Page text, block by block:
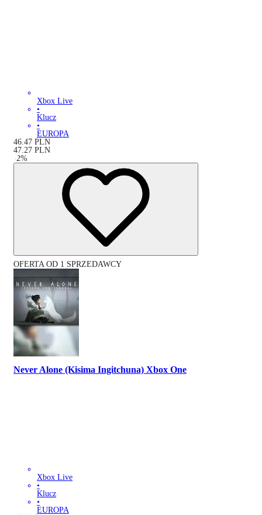
Xbox Live
•
Klucz
•
EUROPA
46.47 PLN
47.27 PLN
-2%
OFERTA OD 1 SPRZEDAWCY
Never Alone (Kisima Ingitchuna) Xbox One
Xbox Live
•
Klucz
•
EUROPA